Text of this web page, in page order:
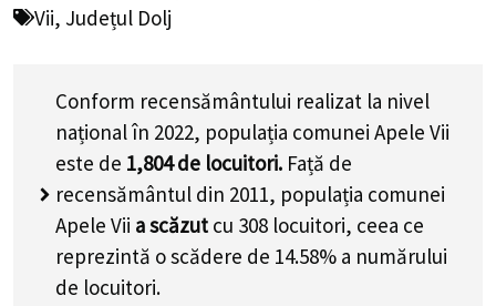
Vii, Județul Dolj
Conform recensământului realizat la nivel
național în 2022, populația comunei Apele Vii
este de 1,804de locuitori. Față de
recensământul din 2011, populația comunei
Apele Vii a scăzut cu 308 locuitori, ceea ce
reprezintă o scădere de 14.58% a numărului
de locuitori.